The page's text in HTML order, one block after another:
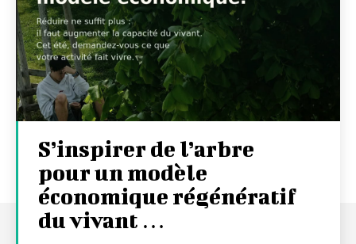
S’inspirer de l’arbre
pour un modèle
économique régénératif
du vivant …